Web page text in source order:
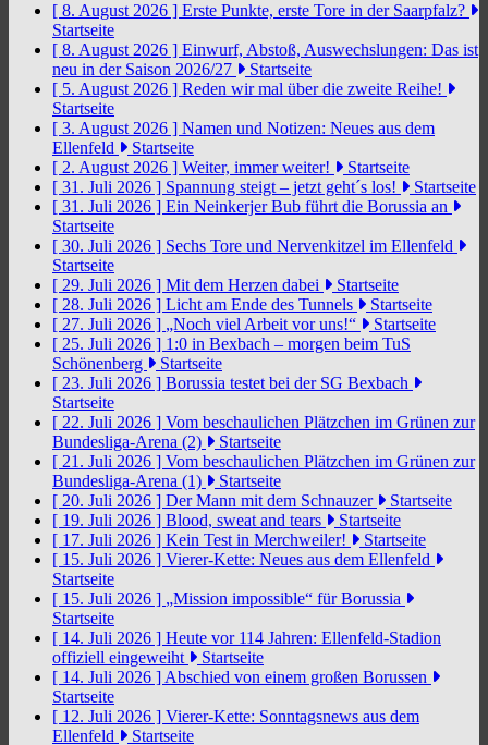
[ 8. August 2026 ] Erste Punkte, erste Tore in der Saarpfalz?
Startseite
[ 8. August 2026 ] Einwurf, Abstoß, Auswechslungen: Das ist
neu in der Saison 2026/27
Startseite
[ 5. August 2026 ] Reden wir mal über die zweite Reihe!
Startseite
[ 3. August 2026 ] Namen und Notizen: Neues aus dem
Ellenfeld
Startseite
[ 2. August 2026 ] Weiter, immer weiter!
Startseite
[ 31. Juli 2026 ] Spannung steigt – jetzt geht´s los!
Startseite
[ 31. Juli 2026 ] Ein Neinkerjer Bub führt die Borussia an
Startseite
[ 30. Juli 2026 ] Sechs Tore und Nervenkitzel im Ellenfeld
Startseite
[ 29. Juli 2026 ] Mit dem Herzen dabei
Startseite
[ 28. Juli 2026 ] Licht am Ende des Tunnels
Startseite
[ 27. Juli 2026 ] „Noch viel Arbeit vor uns!“
Startseite
[ 25. Juli 2026 ] 1:0 in Bexbach – morgen beim TuS
Schönenberg
Startseite
[ 23. Juli 2026 ] Borussia testet bei der SG Bexbach
Startseite
[ 22. Juli 2026 ] Vom beschaulichen Plätzchen im Grünen zur
Bundesliga-Arena (2)
Startseite
[ 21. Juli 2026 ] Vom beschaulichen Plätzchen im Grünen zur
Bundesliga-Arena (1)
Startseite
[ 20. Juli 2026 ] Der Mann mit dem Schnauzer
Startseite
[ 19. Juli 2026 ] Blood, sweat and tears
Startseite
[ 17. Juli 2026 ] Kein Test in Merchweiler!
Startseite
[ 15. Juli 2026 ] Vierer-Kette: Neues aus dem Ellenfeld
Startseite
[ 15. Juli 2026 ] „Mission impossible“ für Borussia
Startseite
[ 14. Juli 2026 ] Heute vor 114 Jahren: Ellenfeld-Stadion
offiziell eingeweiht
Startseite
[ 14. Juli 2026 ] Abschied von einem großen Borussen
Startseite
[ 12. Juli 2026 ] Vierer-Kette: Sonntagsnews aus dem
Ellenfeld
Startseite